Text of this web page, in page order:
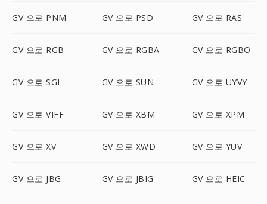
GV 으로 PNM GV 으로 PSD GV 으로 RAS
GV 으로 RGB GV 으로 RGBA GV 으로 RGBO
GV 으로 SGI GV 으로 SUN GV 으로 UYVY
GV 으로 VIFF GV 으로 XBM GV 으로 XPM
GV 으로 XV GV 으로 XWD GV 으로 YUV
GV 으로 JBG GV 으로 JBIG GV 으로 HEIC